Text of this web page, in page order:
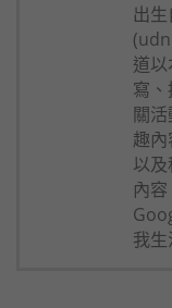
出
道
寫
關
趣
以
內
我